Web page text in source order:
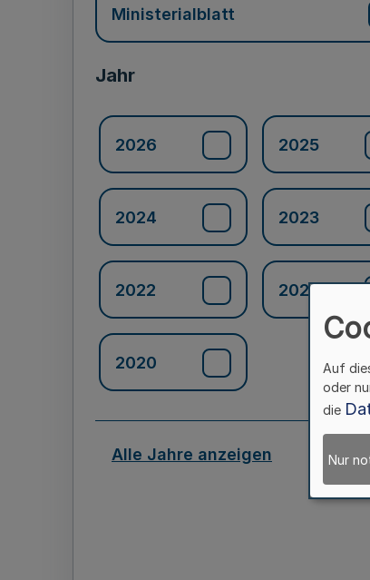
Ministerialblatt
Jahr
2026 2025
2024 2023
2022 2021
2020
Alle Jahre anzeigen
Auf
oder
die
Nur